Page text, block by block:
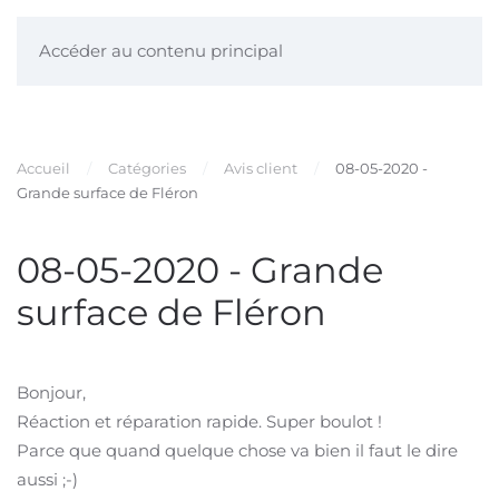
Accéder au contenu principal
Accueil Catégories Avis client
08-05-2020 -
Grande surface de Fléron
08-05-2020 - Grande
surface de Fléron
Bonjour,
Réaction et réparation rapide. Super boulot !
Parce que quand quelque chose va bien il faut le dire
aussi ;-)